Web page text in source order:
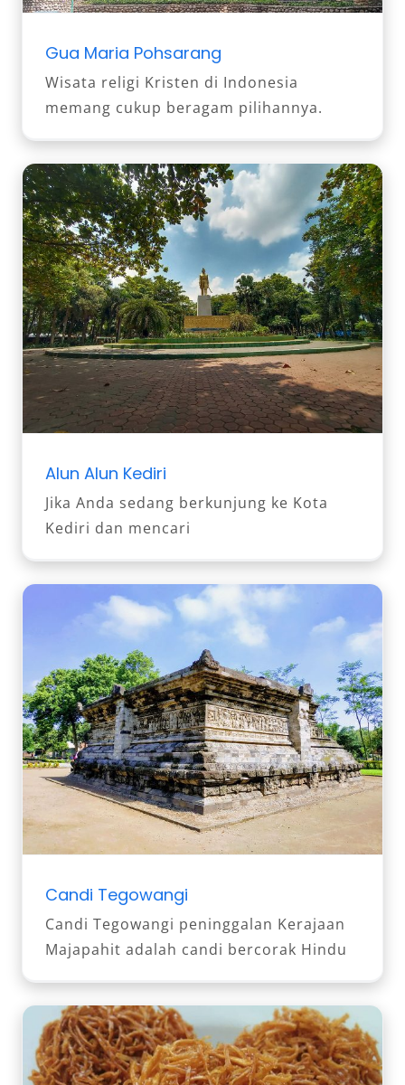
Gua Maria Pohsarang
Wisata religi Kristen di Indonesia
memang cukup beragam pilihannya.
Alun Alun Kediri
Jika Anda sedang berkunjung ke Kota
Kediri dan mencari
Candi Tegowangi
Candi Tegowangi peninggalan Kerajaan
Majapahit adalah candi bercorak Hindu